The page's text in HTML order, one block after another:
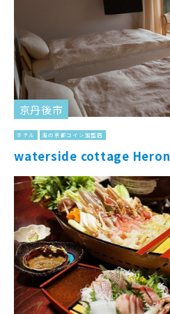
京丹後市
ホテル 海の京都コイン加盟店
waterside cottage Heron